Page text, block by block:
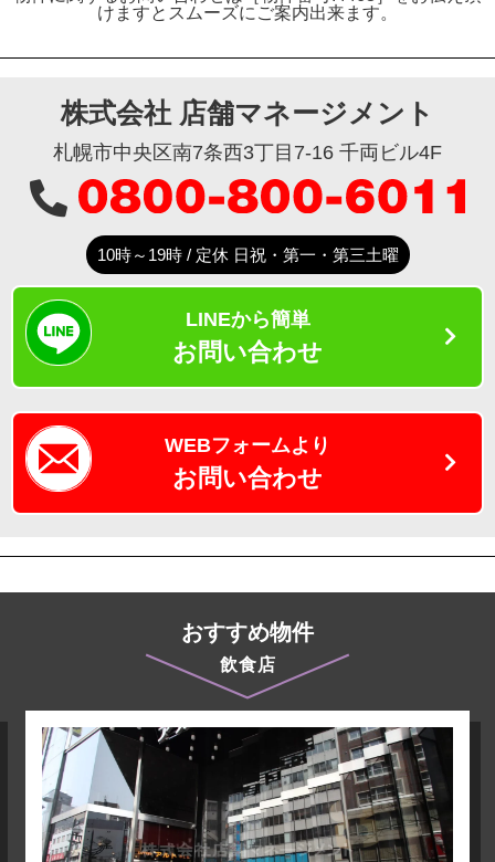
けますとスムーズにご案内出来ます。
株式会社 店舗マネージメント
札幌市中央区南7条西3丁目7-16 千両ビル4F
10時～19時 / 定休 日祝・第一・第三土曜
LINEから簡単
お問い合わせ
WEBフォームより
お問い合わせ
おすすめ物件
飲食店